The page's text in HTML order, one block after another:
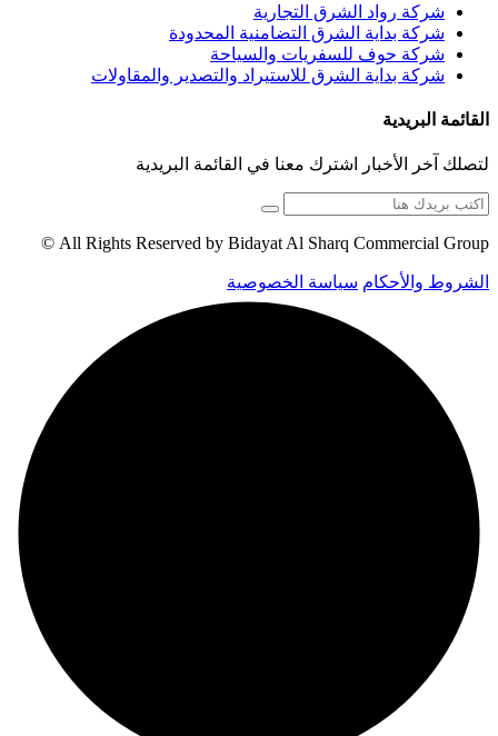
شركة رواد الشرق التجارية
شركة بداية الشرق التضامنية المحدودة
شركة حوف للسفريات والسياحة
شركة بداية الشرق للاستيراد والتصدير والمقاولات
القائمة البريدية
لتصلك آخر الأخبار اشترك معنا في القائمة البريدية
All Rights Reserved by Bidayat Al Sharq Commercial Group ©
الشروط والأحكام سياسة الخصوصية